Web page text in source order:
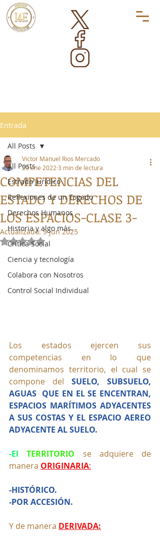
Entrada
All Posts
Estrado Jurídico
Reflexiones de un Togado
Derechos Humanos
Historia y algo más.
Crítica Social
Ciencia y tecnología
Colabora con Nosotros
Control Social Individual
All Posts
COMPETENCIAS DEL
ESTADO Y DERECHOS DE
LOS ESPACIOS-CLASE 3-
Victor Manuel Rios Mercado
20 ene 2022 3 min de lectura
Actualizado:9 jun 2025
Obtuvo NaN de 5 estrellas.
Los estados ejercen sus
competencias en lo que
denominamos territorio, el cual se
compone del SUELO, SUBSUELO,
AGUAS  QUE EN EL SE ENCENTRAN,
ESPACIOS MARÍTIMOS ADYACENTES
A SUS COSTAS Y EL ESPACIO AEREO
ADYACENTE AL SUELO.
-El TERRITORIO se adquiere de
manera ORIGINARIA:
-HISTÓRICO.
-POR ACCESIÓN.
Y de manera DERIVADA: